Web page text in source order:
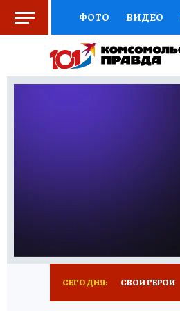
ФОТО ВИДЕО
СОЦПОДДЕРЖКА
ВЫБОР ЭКСПЕРТОВ
СЕГОДНЯ: СВОИ ГЕРОИ